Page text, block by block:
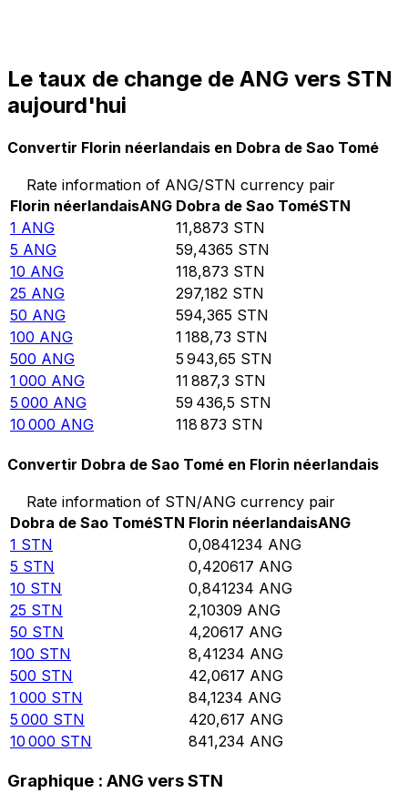
Le taux de change de ANG vers STN
aujourd'hui
Convertir Florin néerlandais en Dobra de Sao Tomé
Rate information of ANG/STN currency pair
Florin néerlandaisANG Dobra de Sao ToméSTN
1 ANG 11,8873 STN
5 ANG 59,4365 STN
10 ANG 118,873 STN
25 ANG 297,182 STN
50 ANG 594,365 STN
100 ANG 1 188,73 STN
500 ANG 5 943,65 STN
1 000 ANG 11 887,3 STN
5 000 ANG 59 436,5 STN
10 000 ANG 118 873 STN
Convertir Dobra de Sao Tomé en Florin néerlandais
Rate information of STN/ANG currency pair
Dobra de Sao ToméSTN Florin néerlandaisANG
1 STN 0,0841234 ANG
5 STN 0,420617 ANG
10 STN 0,841234 ANG
25 STN 2,10309 ANG
50 STN 4,20617 ANG
100 STN 8,41234 ANG
500 STN 42,0617 ANG
1 000 STN 84,1234 ANG
5 000 STN 420,617 ANG
10 000 STN 841,234 ANG
Graphique : ANG vers STN